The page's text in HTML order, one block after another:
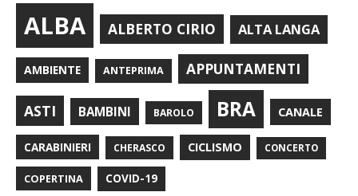
ALBA ALBERTO CIRIO ALTA LANGA
AMBIENTE ANTEPRIMA APPUNTAMENTI
ASTI BAMBINI BAROLO BRA CANALE
CARABINIERI CHERASCO CICLISMO CONCERTO
COPERTINA COVID-19